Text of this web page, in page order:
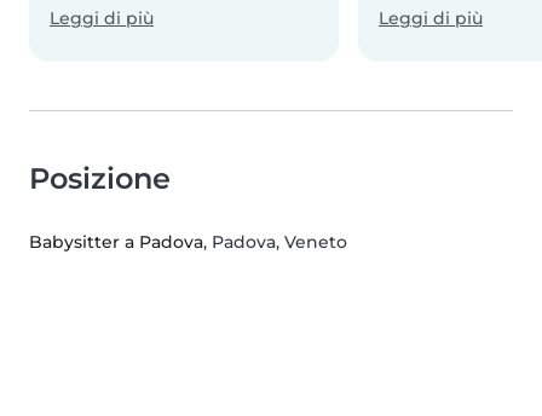
Leggi di più Leggi di più
Posizione
Babysitter a Padova, Padova, Veneto